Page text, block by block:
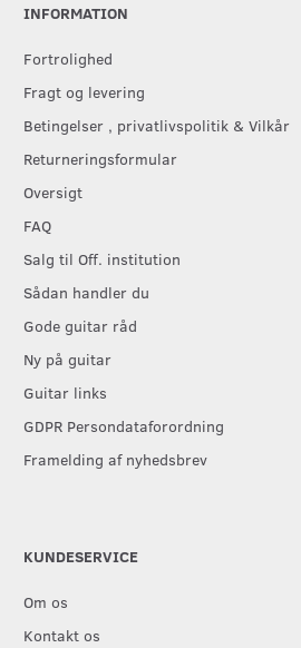
INFORMATION
Fortrolighed
Fragt og levering
Betingelser , privatlivspolitik & Vilkår
Returneringsformular
Oversigt
FAQ
Salg til Off. institution
Sådan handler du
Gode guitar råd
Ny på guitar
Guitar links
GDPR Persondataforordning
Framelding af nyhedsbrev
KUNDESERVICE
Om os
Kontakt os